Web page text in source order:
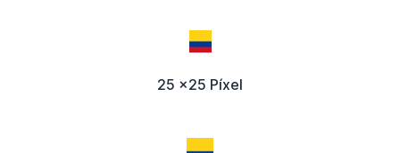
25 x25 Píxel